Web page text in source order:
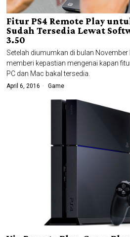
Fitur PS4 Remote Play
Sudah Tersedia Lewat
3.50
Setelah diumumkan di bulan November
memberi kepastian mengenai kapan
PC dan Mac bakal tersedia.
April 6, 2016 Game